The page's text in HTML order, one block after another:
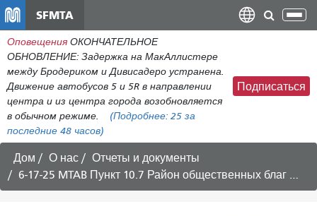
содержанию
SFMTA
Оповещения ОКОНЧАТЕЛЬНОЕ
ОБНОВЛЕНИЕ: Задержка на МакАллистере
между Бродериком и Дивисадеро устранена.
Движение автобусов 5 и 5R в направлении
центра и из центра города возобновляется
в обычном режиме.
(Подробнее: 25 за
последние 48 часов)
Подписаться
Дом О нас
Отчеты и документы
6-17-25 MTAB Пункт 10.7 Район общественных благ Оушен-авеню